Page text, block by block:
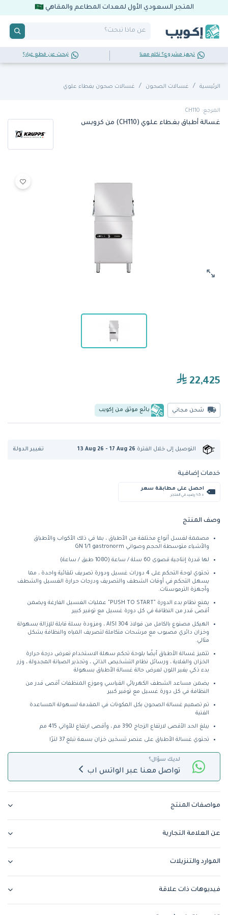
المتجر السعودي الأول لمعدات المطاعم والمقاهي
تجهز مشروع؟ تكلم معنا تبحث عن قطع غيار؟
الرئيسية غسـالات الصحون غسالات صحون بغطاء علوي
المرجع: CH110
غسالة أطباق بغطاء علوي (CH110) من كروبس
22,425
شحن مجاني بائع موثق من إكويب
التوصيل إلى خلال الفترة 13 Aug 26 - 17 Aug 26 تغيير الدولة
خدمات إضافية
احصل على مطابقة سعر
+ %5 رصيد في المتجر
وصف المنتج
مصممة لغسل أنواع مختلفة من الأطباق ، بما في ذلك الأكواب والأطباق
والأشياء متوسطة الحجم وصواني GN 1/1 gastronorm
لها قدرة إنتاجية قصوى 60 سلة / ساعة (1080 طبق / ساعة)
تحتوي لوحة التحكم على 4 دورات غسيل ودورة تصريف تلقائية واحدة ، مما
يسهل التحكم في أوقات الشطف والتصريف ودرجات حرارة الغسيل والشطف
وأجهزة الترموستات.
يمنع نظام بدء الدورة "PUSH TO START" عمليات الغسيل الفارغة ويضمن
أقصى قدر من النظافة في كل دورة غسيل مع توفير كبير
الهيكل مصنوع بالكامل من فولاذ AISI 304 ، ومزودة بسلة قابلة للإزالة بسهولة
وخزان دائري مصبوب مع مرشحات متكاملة لتصريف المياه والنظافة بشكل
مثالي.
تتميز غسالة الأطباق أيضًا بلوحة تحكم سهلة الاستخدام تعرض درجة حرارة
الخزان والغلاية ، ورسائل نظام التشخيص الذاتي ، وتحذير الصيانة المجدولة ، وزر
بدء ذكي يغير اللون لعرض حالة غسالة الأطباق بسهولة
يضمن مساعد الشطف الكهربائي القياسي وموزع المنظفات أقصى قدر من
النظافة في كل دورة غسيل مع توفير كبير
تم تصميم غسالة الصحون بكل المكونات في المقدمة لسهولة المساعدة
الفنية
يبلغ الحد الأقصى لارتفاع الزجاج 390 مم ، وأقصى ارتفاع للأواني 415 مم
تحتوي غسالة الأطباق على عنصر تسخين خزان بسعة تبلغ 37 لترًا
لديك سؤال؟
تواصل معنا عبر الواتس اب
مواصفات المنتج
عن العلامة التجارية
الموارد والتنزيلات
فيديوهات ذات علاقة